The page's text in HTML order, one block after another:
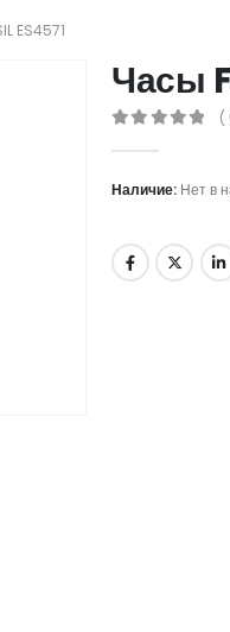
ES4571
Часы
(
Наличие: Нет в